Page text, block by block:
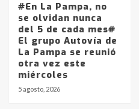
#En La Pampa, no
se olvidan nunca
del 5 de cada mes#
El grupo Autovía de
La Pampa se reunió
otra vez este
miércoles
5 agosto, 2026